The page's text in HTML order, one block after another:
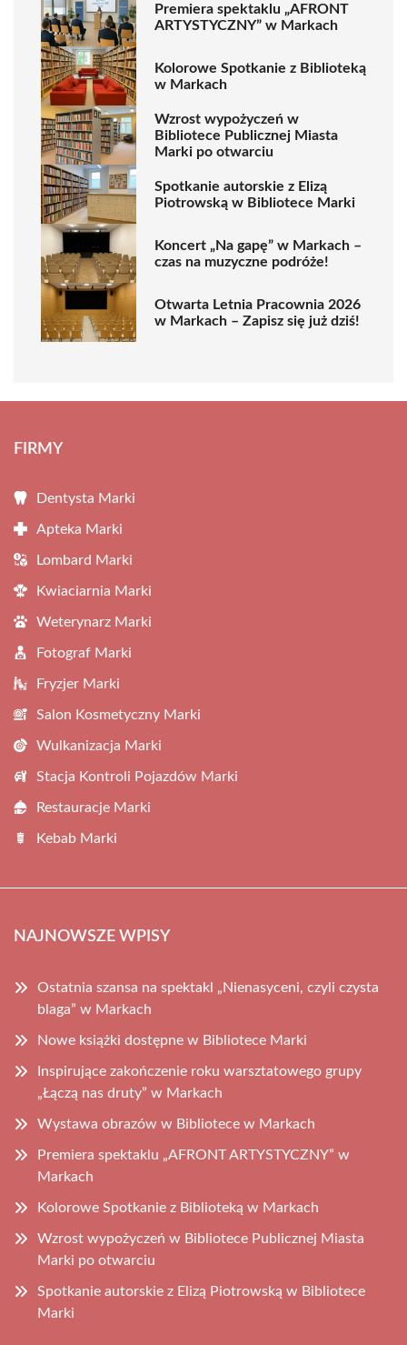
Premiera spektaklu „AFRONT
ARTYSTYCZNY” w Markach
Kolorowe Spotkanie z Biblioteką
w Markach
Wzrost wypożyczeń w
Bibliotece Publicznej Miasta
Marki po otwarciu
Spotkanie autorskie z Elizą
Piotrowską w Bibliotece Marki
Koncert „Na gapę” w Markach –
czas na muzyczne podróże!
Otwarta Letnia Pracownia 2026
w Markach – Zapisz się już dziś!
FIRMY
Dentysta Marki
Apteka Marki
Lombard Marki
Kwiaciarnia Marki
Weterynarz Marki
Fotograf Marki
Fryzjer Marki
Salon Kosmetyczny Marki
Wulkanizacja Marki
Stacja Kontroli Pojazdów Marki
Restauracje Marki
Kebab Marki
NAJNOWSZE WPISY
Ostatnia szansa na spektakl „Nienasyceni, czyli czysta
blaga” w Markach
Nowe książki dostępne w Bibliotece Marki
Inspirujące zakończenie roku warsztatowego grupy
„Łączą nas druty” w Markach
Wystawa obrazów w Bibliotece w Markach
Premiera spektaklu „AFRONT ARTYSTYCZNY” w
Markach
Kolorowe Spotkanie z Biblioteką w Markach
Wzrost wypożyczeń w Bibliotece Publicznej Miasta
Marki po otwarciu
Spotkanie autorskie z Elizą Piotrowską w Bibliotece
Marki